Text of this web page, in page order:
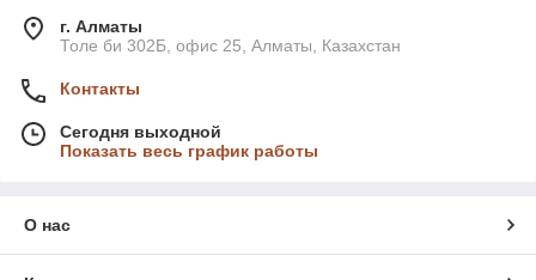
г. Алматы
Толе би 302Б, офис 25, Алматы, Казахстан
Контакты
Сегодня выходной
Показать весь график работы
О нас